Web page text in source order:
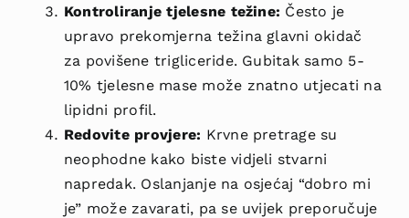
Kontroliranje tjelesne težine: Često je
upravo prekomjerna težina glavni okidač
za povišene trigliceride. Gubitak samo 5-
10% tjelesne mase može znatno utjecati na
lipidni profil.
Redovite provjere: Krvne pretrage su
neophodne kako biste vidjeli stvarni
napredak. Oslanjanje na osjećaj “dobro mi
je” može zavarati, pa se uvijek preporučuje